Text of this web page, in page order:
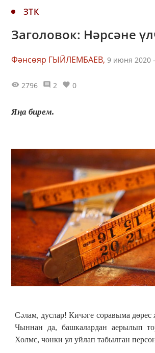
ЗТК
Заголовок: Нәрсәне
Фәнсөяр ГЫЙЛЕМБАЕВ, 9 июня 2020
2796 2 0
Яңа бирем.
Сәлам, дуслар! Кичәге соравыма дөрес
Чыннан да, башкалардан аерылып
Холмс, чөнки ул уйлап табылган